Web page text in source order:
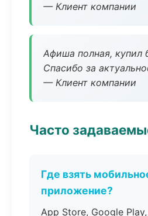
— Клиент компании
Афиша полная, купил
Спасибо за
— Клиент компании
Часто
Где взять
приложение?
App Store, Google